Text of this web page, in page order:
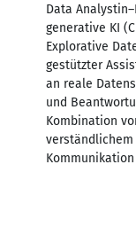
Data
generative KI
Explorative
gestützter
an reale
und
Kombination